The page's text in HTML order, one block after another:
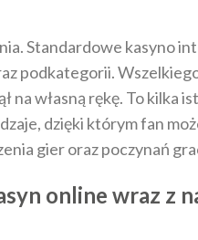
Standardowe kasyno
podkategorii.
na własną rękę. To kilka
dzięki którym fan
gier oraz poczynań
online wraz z